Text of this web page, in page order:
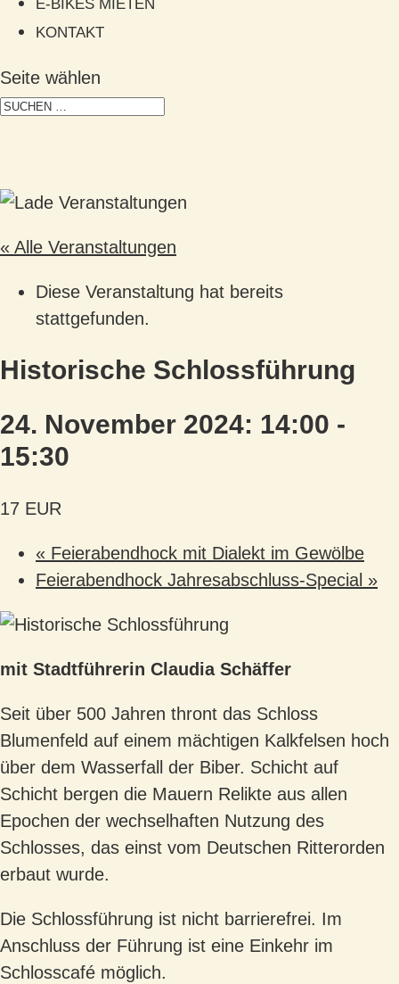
E-BIKES MIETEN
KONTAKT
Seite wählen
« Alle Veranstaltungen
Diese Veranstaltung hat bereits
stattgefunden.
Historische Schlossführung
24. November 2024: 14:00 -
15:30
17 EUR
« Feierabendhock mit Dialekt im Gewölbe
Feierabendhock Jahresabschluss-Special »
mit Stadtführerin Claudia Schäffer
Seit über 500 Jahren thront das Schloss
Blumenfeld auf einem mächtigen Kalkfelsen hoch
über dem Wasserfall der Biber. Schicht auf
Schicht bergen die Mauern Relikte aus allen
Epochen der wechselhaften Nutzung des
Schlosses, das einst vom Deutschen Ritterorden
erbaut wurde.
Die Schlossführung ist nicht barrierefrei. Im
Anschluss der Führung ist eine Einkehr im
Schlosscafé möglich.